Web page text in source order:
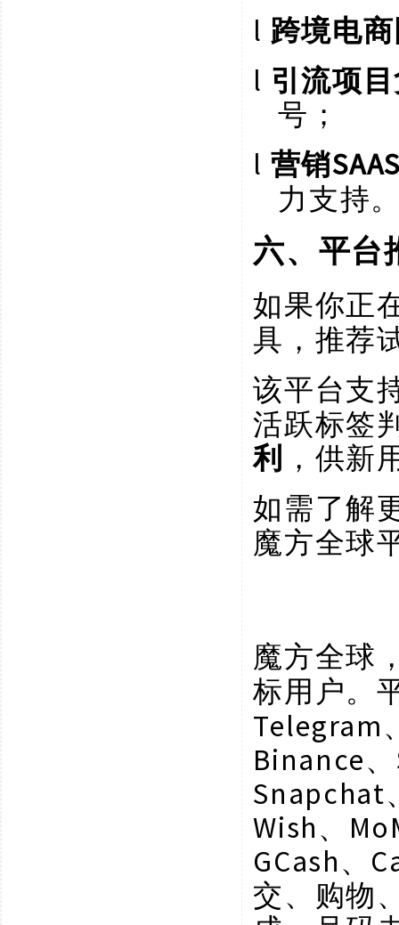
l 跨境电
l 引流项
号；
l 营销
力支持
六、平台
如果你正
具，推荐
该平台支
活跃标签
利 ，供新
如需了解
魔方全球
魔方全球
标用户。
Telegram
Binance
Snapchat
Wish、
GCash、
交、购物